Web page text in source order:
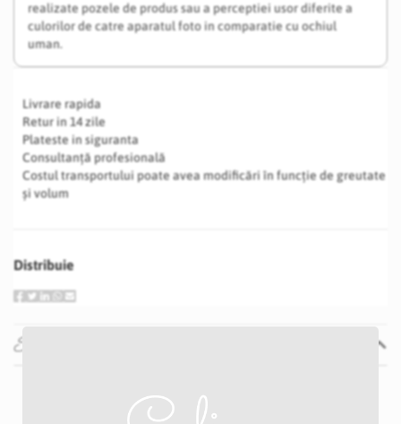
realizate pozele de produs sau a perceptiei usor diferite a
culorilor de catre aparatul foto in comparatie cu ochiul
uman.
Livrare rapida
Retur in 14 zile
Plateste in siguranta
Consultanță profesională
Costul transportului poate avea modificări în funcție de greutate
și volum
Distribuie
Specificatii
P20D